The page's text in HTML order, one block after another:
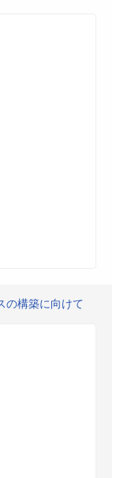
の構築に向けて